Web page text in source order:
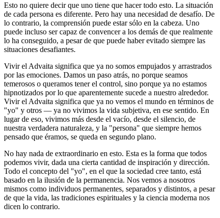
Esto no quiere decir que uno tiene que hacer todo esto. La situación
de cada persona es diferente. Pero hay una necesidad de desafío. De
lo contrario, la comprensión puede estar sólo en la cabeza. Uno
puede incluso ser capaz de convencer a los demás de que realmente
lo ha conseguido, a pesar de que puede haber evitado siempre las
situaciones desafiantes.
Vivir el Advaita significa que ya no somos empujados y arrastrados
por las emociones. Damos un paso atrás, no porque seamos
temerosos o queramos tener el control, sino porque ya no estamos
hipnotizados por lo que aparentemente sucede a nuestro alrededor.
Vivir el Advaita significa que ya no vemos el mundo en términos de
"yo" y otros ― ya no vivimos la vida subjetiva, en ese sentido. En
lugar de eso, vivimos más desde el vacío, desde el silencio, de
nuestra verdadera naturaleza, y la "persona" que siempre hemos
pensado que éramos, se queda en segundo plano.
No hay nada de extraordinario en esto. Esta es la forma que todos
podemos vivir, dada una cierta cantidad de inspiración y dirección.
Todo el concepto del "yo", en el que la sociedad cree tanto, está
basado en la ilusión de la permanencia. Nos vemos a nosotros
mismos como individuos permanentes, separados y distintos, a pesar
de que la vida, las tradiciones espirituales y la ciencia moderna nos
dicen lo contrario.